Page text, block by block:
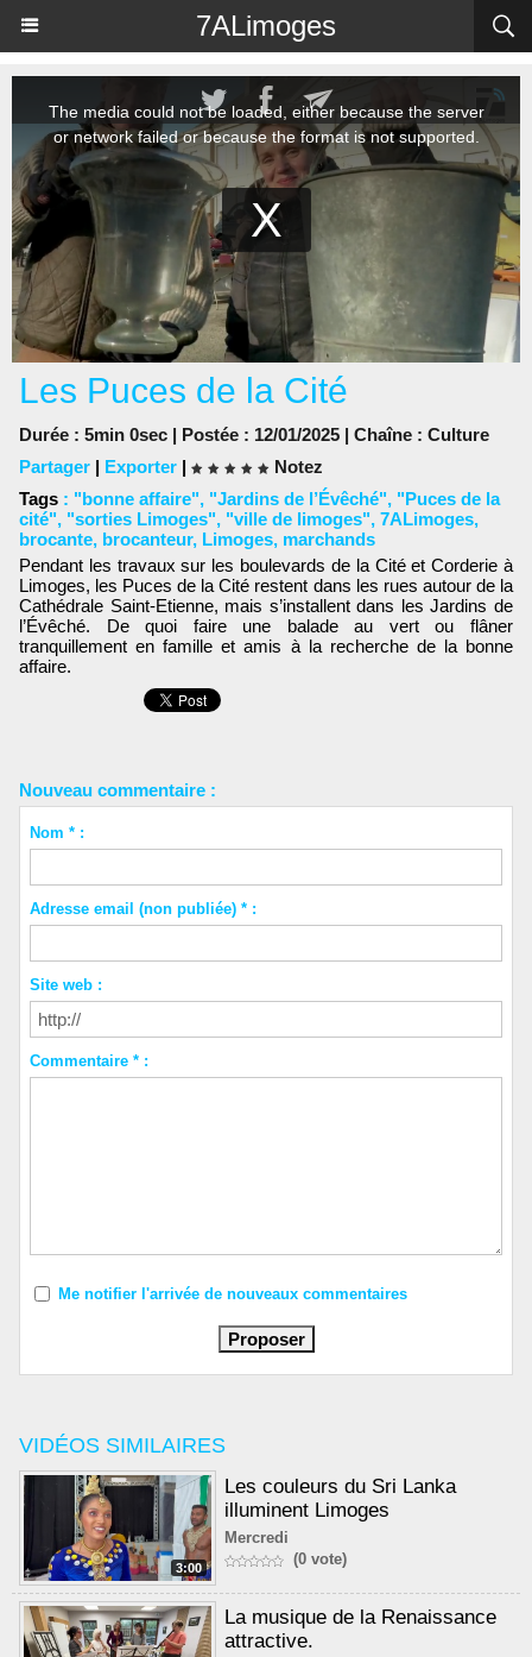
7ALimoges
VIDÉOS SIMILAIRES
3:00
Les couleurs du Sri Lanka
illuminent Limoges
Mercredi
(0 vote)
La musique de la Renaissance
attractive.
Les Puces de la Cité
Durée : 5min 0sec | Postée : 12/01/2025 | Chaîne : Culture
Partager | Exporter |
Notez
Tags : "bonne affaire", "Jardins de l’Évêché", "Puces de la
cité", "sorties Limoges", "ville de limoges", 7ALimoges,
brocante, brocanteur, Limoges, marchands
Pendant les travaux sur les boulevards de la Cité et Corderie à
Limoges, les Puces de la Cité restent dans les rues autour de la
Cathédrale Saint-Etienne, mais s’installent dans les Jardins de
l’Évêché. De quoi faire une balade au vert ou flâner
tranquillement en famille et amis à la recherche de la bonne
affaire.
Nouveau commentaire :
Nom * :
Adresse email (non publiée) * :
Site web :
Commentaire * :
Me notifier l'arrivée de nouveaux commentaires